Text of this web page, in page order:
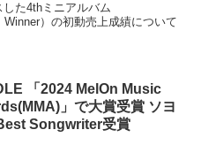
た4thミニアルバム
Winner）の初動売上成績について
「2024 MelOn Music
」で大賞受賞 ソヨ
Songwriter受賞